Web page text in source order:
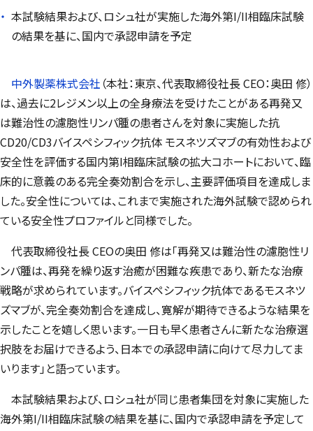
本試験結果および、ロシュ社が実施した海外第I/II相臨床試験
の結果を基に、国内で承認申請を予定
中外製薬株式会社 （本社：東京、代表取締役社長 CEO：奥田 修）
は、過去に2レジメン以上の全身療法を受けたことがある再発又
は難治性の濾胞性リンパ腫の患者さんを対象に実施した抗
CD20/CD3バイスペシフィック抗体 モスネツズマブの有効性および
安全性を評価する国内第I相臨床試験の拡大コホートにおいて、臨
床的に意義のある完全奏効割合を示し、主要評価項目を達成しま
した。安全性については、これまで実施された海外試験で認められ
ている安全性プロファイルと同様でした。
代表取締役社長 CEOの奥田 修は「再発又は難治性の濾胞性リ
ンパ腫は、再発を繰り返す治癒が困難な疾患であり、新たな治療
戦略が求められています。バイスペシフィック抗体であるモスネツ
ズマブが、完全奏効割合を達成し、寛解が期待できるような結果を
示したことを嬉しく思います。一日も早く患者さんに新たな治療選
択肢をお届けできるよう、日本での承認申請に向けて尽力してま
いります」と語っています。
本試験結果および、ロシュ社が同じ患者集団を対象に実施した
海外第I/II相臨床試験の結果を基に、国内で承認申請を予定して